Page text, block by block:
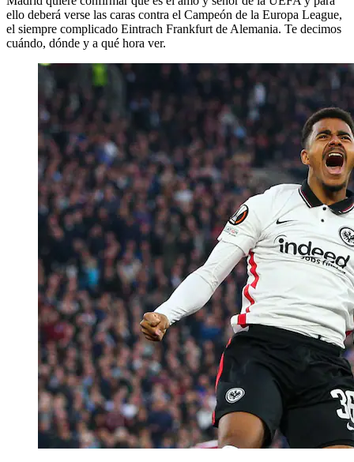
ello deberá verse las caras contra el Campeón de la Europa League,
el siempre complicado Eintrach Frankfurt de Alemania. Te decimos
cuándo, dónde y a qué hora ver.